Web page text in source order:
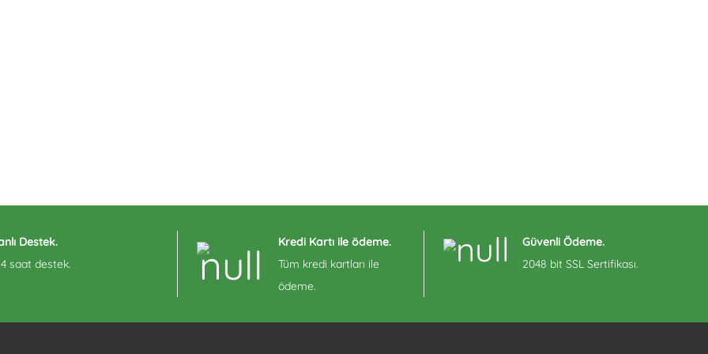
Destek.
saat destek.
Kredi Kartı ile ödeme.
Tüm kredi kartları ile
ödeme.
Güvenli Ödeme.
2048 bit SSL Sertifikası.